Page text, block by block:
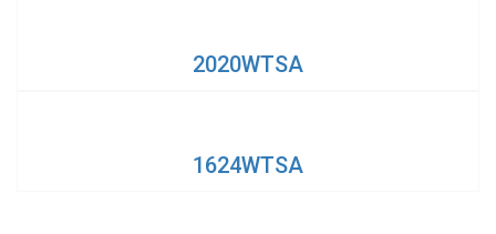
2020WTSA
1624WTSA